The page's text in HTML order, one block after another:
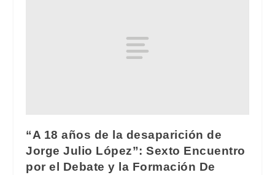
“A 18 años de la desaparición de
Jorge Julio López”: Sexto Encuentro
por el Debate y la Formación De